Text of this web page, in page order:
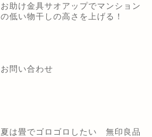
お助け金具サオアップでマンション
の低い物干しの高さを上げる！
お問い合わせ
夏は畳でゴロゴロしたい 無印良品